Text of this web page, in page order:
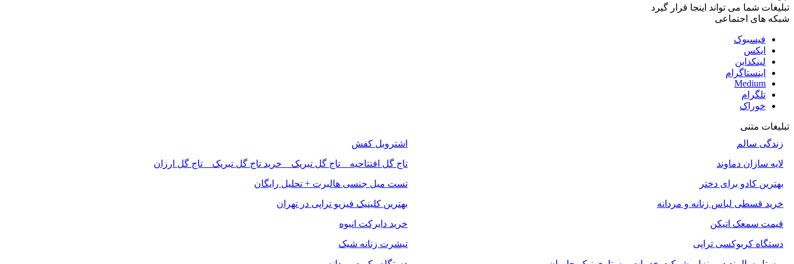
تبلیغات شما می تواند اینجا قرار گیرد
شبکه های اجتماعی
فیسبوک
ایکس
لینکداین
اینستاگرام
Medium
تلگرام
خوراک
تبلیغات متنی
زندگی سالم
اشتروبل کفش
لایه سازان دماوند
تاج گل افتتاحیه _ تاج گل تبریک _ خرید تاج گل تبریک _ تاج گل ارزان
بهترین کادو برای دختر
تست میل جنسی هالبرت + تحلیل رایگان
خرید قسطی لباس زنانه و مردانه
بهترین کلینیک فیزیو تراپی در تهران
قیمت سمعک اتیکن
خرید دایرکت انبوه
دستگاه کربوکسی تراپی
تیشرت زنانه شیک